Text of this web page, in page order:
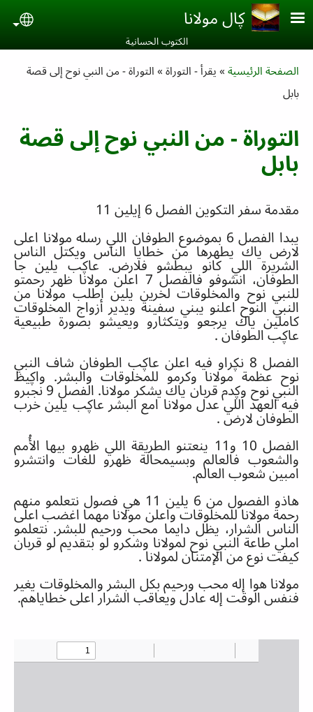
Skip to main content
ڮال مولانا
الكتوب الحسانية‎
Breadcrumb
الصفحة الرئيسية يقرأ - التوراة
التوراة - من النبي نوح إلى قصة
بابل
التوراة - من النبي نوح إلى قصة
بابل
مقدمة سفر التكوين الفصل 6 إيلين 11
يبدا الفصل 6 بموضوع الطوفان اللي رسله مولانا اعلى
لارض ياك يطهرها من خطايا الناس ويكتل الناس
الشريرة اللي كانو يبطشو فلارض.عاڮب يلين جا
الطوفان، انشوفو فالفصل 7 اعلن مولانا ظهر رحمتو
للنبي نوح والمخلوقات لخرين يلين اطلب مولانا من
النبي النوح اعلنو يبني سفينة ويدير أزواج المخلوقات
كاملين ياك يرجعو ويتكثارو ويعيشو بصورة طبيعية
عاڮب الطوفان.
الفصل 8 نڮراو فيه اعلن عاڮب الطوفان شاف النبي
نوح عظمة مولانا وكرمو للمخلوقات والبشر. واڮيظ
النبي نوح وڮدم قربان ياك يشكر مولانا. الفصل9 نجبرو
فيه العهد اللي عدل مولانا امع البشر عاڮب يلين خرب
الطوفان لارض .
الفصل 10 و11 ينعتنو الطريقة اللي ظهرو بيها الأُمم
والشعوب فالعالم وبسيمحالة ظهرو للغات وانتشرو
امبين شعوب العالم.
هاذو الفصول من 6 يلين 11 هي فصول نتعلمو منهم
رحمة مولانا للمخلوقات واعلن مولانا مهما اغضب اعلى
الناس الشرار، يظل دايما محب ورحيم للبشر.نتعلمو
املي طاعة النبي نوح لمولانا وشكرو لو بتقديم لو قربان
كيفت نوع من الإمتنان لمولانا.
مولانا هوا إله محب ورحيم بكل البشر والمخلوقات يغير
فنفس الوقت إله عادل ويعاقب الشرار اعلى خطاياهم.